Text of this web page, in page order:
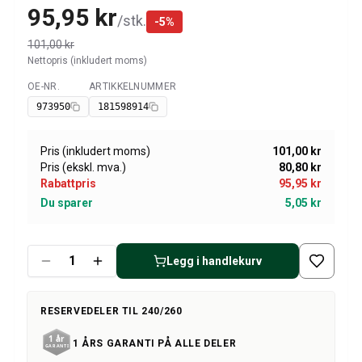
Amazon dekk/felg/navkapsler
Reservedeler til 1800
1800 Bremsesystem
1800 Drivstoff/Avgassystem
Volvo 1800 Karosseri
1800 Kjølesystem
1800 Motorregulering
1800 Forvogn
1800 Kraftoverføring/Bakaksel
1800 Interiør
1800 Øvrig
Reservedeler til 140/164
140/164 Bremsesystem
140/164 Kjølesystem
140/164 Elsystem
95,95 kr/stk. -5%
101,00 kr
Nettopris (inkludert moms)
Tilgjengelig
OE-NR.
973950
ARTIKKELNUMMER
181598914
Pris (inkludert moms)
101,00 kr
Pris (ekskl. mva.)
80,80 kr
Rabattpris
95,95 kr
Du sparer
5,05 kr
Legg i handlekurv
RESERVEDELER TIL 240/260
1 ÅRS GARANTI PÅ ALLE DELER